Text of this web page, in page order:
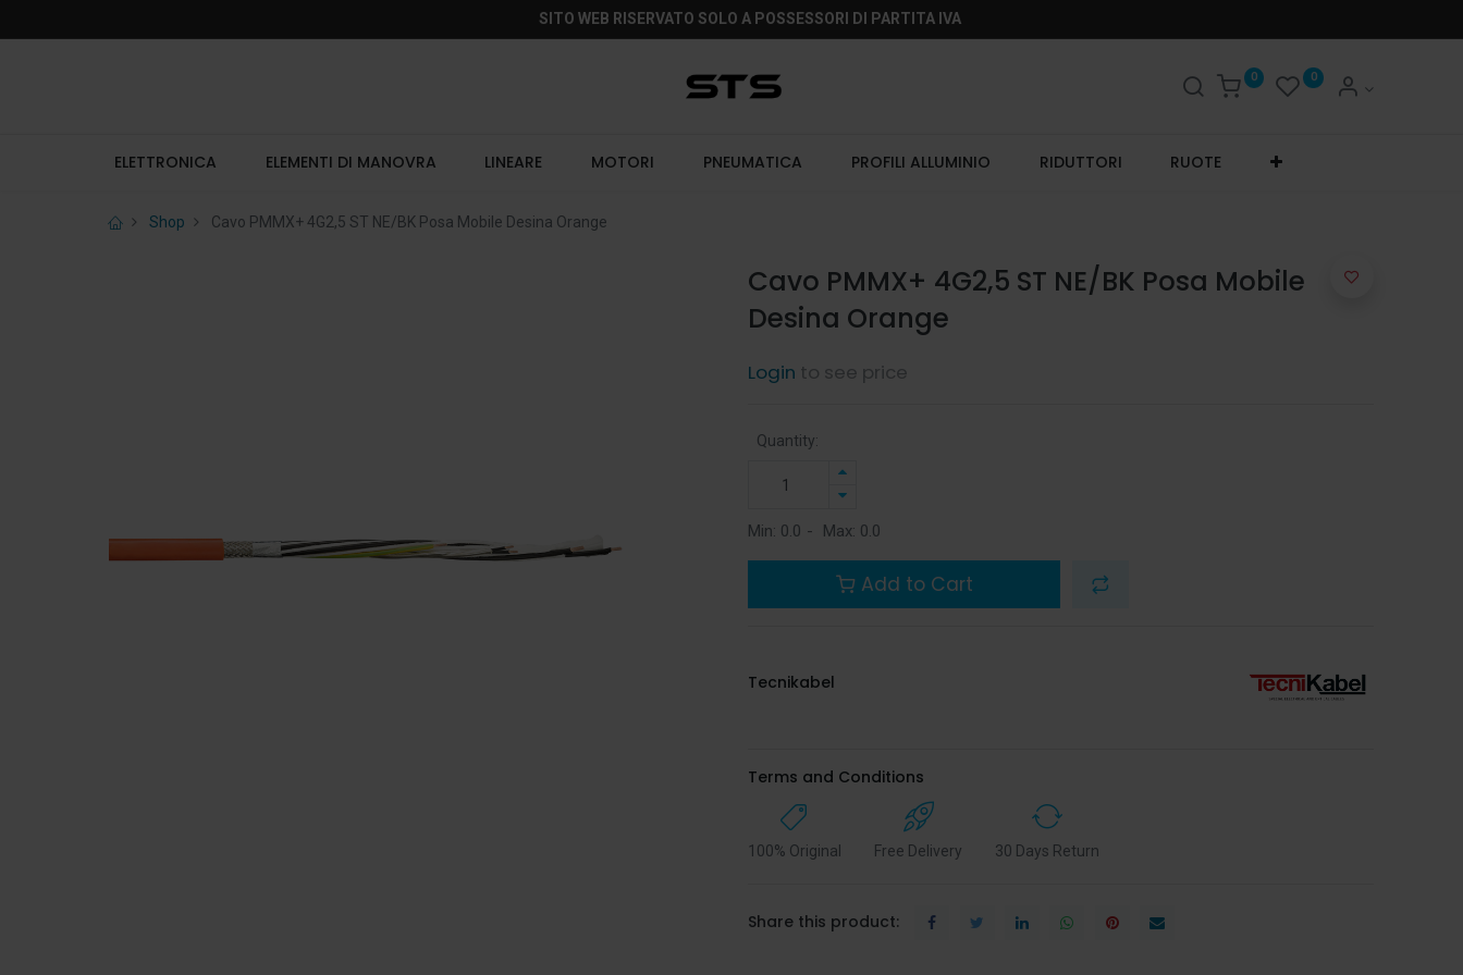
SITO WEB RISERVATO SOLO A POSSESSORI DI PARTITA IVA
0 0
ELETTRONICA ELEMENTI DI MANOVRA LINEARE MOTORI PNEUMATICA PROFILI ALLUMINIO RIDUTTORI RUOTE
Shop Cavo PMMX+ 4G2,5 ST NE/BK Posa Mobile Desina Orange
Cavo PMMX+ 4G2,5 ST NE/BK Posa Mobile
Desina Orange
Login to see price
Quantity:
Min: 0.0 - Max: 0.0
Add to Cart
Tecnikabel
Terms and Conditions
100% Original Free Delivery 30 Days Return
Share this product: